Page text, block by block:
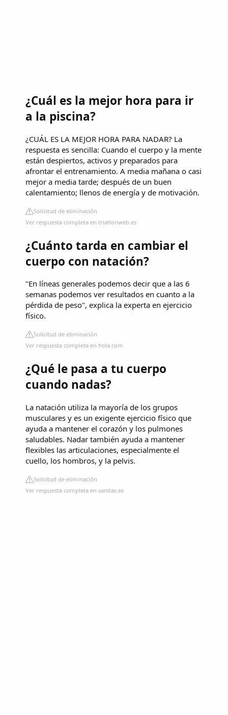
¿Cuál es la mejor hora para ir
a la piscina?
¿CUÁL ES LA MEJOR HORA PARA NADAR? La
respuesta es sencilla: Cuando el cuerpo y la mente
están despiertos, activos y preparados para
afrontar el entrenamiento. A media mañana o casi
mejor a media tarde; después de un buen
calentamiento; llenos de energía y de motivación.
Solicitud de eliminación
Ver respuesta completa en triatlonweb.es
¿Cuánto tarda en cambiar el
cuerpo con natación?
"En líneas generales podemos decir que a las 6
semanas podemos ver resultados en cuanto a la
pérdida de peso", explica la experta en ejercicio
físico.
Solicitud de eliminación
Ver respuesta completa en hola.com
¿Qué le pasa a tu cuerpo
cuando nadas?
La natación utiliza la mayoría de los grupos
musculares y es un exigente ejercicio físico que
ayuda a mantener el corazón y los pulmones
saludables. Nadar también ayuda a mantener
flexibles las articulaciones, especialmente el
cuello, los hombros, y la pelvis.
Solicitud de eliminación
Ver respuesta completa en sanitas.es